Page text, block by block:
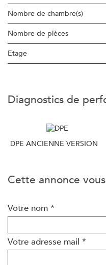
Nombre de chambre(s)
Nombre de pièces
Etage
diagnostics de
DPE ANCIENNE VERSION
cette annonce
Votre nom *
Votre adresse mail *